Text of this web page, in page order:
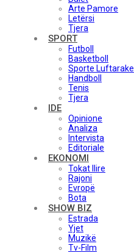
Arte Pamore
Letërsi
Tjera
SPORT
Futboll
Basketboll
Sporte Luftarake
Handboll
Tenis
Tjera
IDE
Opinione
Analiza
Intervista
Editoriale
EKONOMI
Tokat Ilire
Rajoni
Evropë
Bota
SHOW BIZ
Estrada
Yjet
Muzikë
Tv-Film